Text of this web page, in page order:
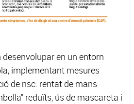
en un entorn
implementant mesures
de risc: rentat de mans
reduïts, ús de mascareta i